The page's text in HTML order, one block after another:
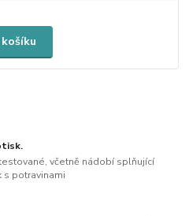
včetně nádobí splňující
s potravinami